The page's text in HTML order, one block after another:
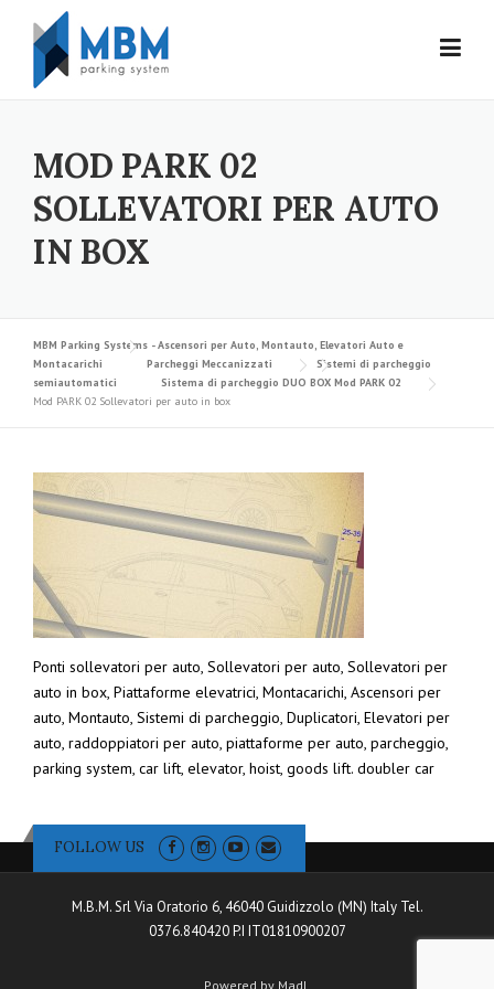
Skip to content
MOD PARK 02
SOLLEVATORI PER AUTO
IN BOX
MBM Parking Systems - Ascensori per Auto, Montauto, Elevatori Auto e
Montacarichi
Parcheggi Meccanizzati
Sistemi di parcheggio
semiautomatici
Sistema di parcheggio DUO BOX Mod PARK 02
Mod PARK 02 Sollevatori per auto in box
Ponti sollevatori per auto, Sollevatori per auto, Sollevatori per
auto in box, Piattaforme elevatrici, Montacarichi, Ascensori per
auto, Montauto, Sistemi di parcheggio, Duplicatori, Elevatori per
auto, raddoppiatori per auto, piattaforme per auto, parcheggio,
parking system, car lift, elevator, hoist, goods lift. doubler car
FOLLOW US
M.B.M. Srl Via Oratorio 6, 46040 Guidizzolo (MN) Italy Tel.
0376.840420 P.I IT01810900207
Powered by Madl